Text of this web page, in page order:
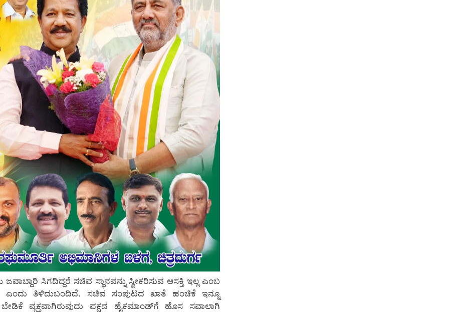
ಸಿಗದಿದ್ದರೆ ಸಚಿವ ಸ್ಥಾನವನ್ನು ಸ್ವೀಕರಿಸುವ ಆಸಕ್ತಿ ಇಲ್ಲ ಎಂಬ
ಎಂದು ತಿಳಿದುಬಂದಿದೆ. ಸಚಿವ ಸಂಪುಟದ ಖಾತೆ ಹಂಚಿಕೆ ಇನ್ನೂ
ವ್ಯಕ್ತವಾಗಿರುವುದು ಪಕ್ಷದ ಹೈಕಮಾಂಡ್‌ಗೆ ಹೊಸ ಸವಾಲಾಗಿ